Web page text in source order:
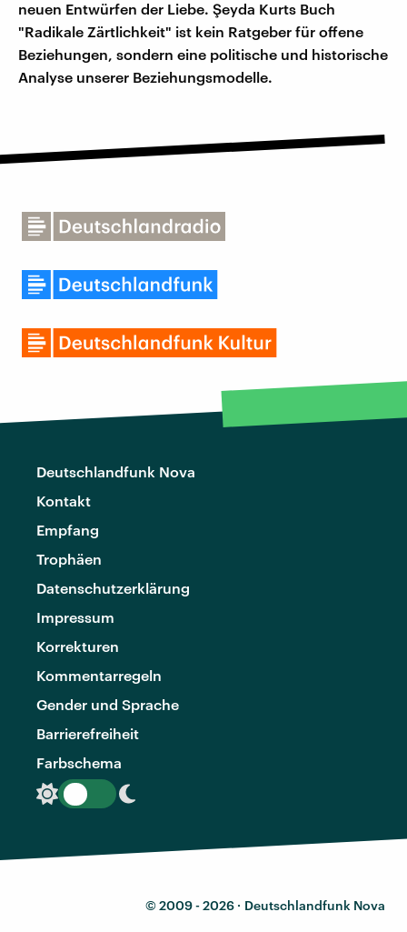
neuen Entwürfen der Liebe. Şeyda Kurts Buch
"Radikale Zärtlichkeit" ist kein Ratgeber für offene
Beziehungen, sondern eine politische und historische
Analyse unserer Beziehungsmodelle.
Deutschlandfunk Nova
Kontakt
Empfang
Trophäen
Datenschutzerklärung
Impressum
Korrekturen
Kommentarregeln
Gender und Sprache
Barrierefreiheit
Farbschema
© 2009 - 2026 · Deutschlandfunk Nova